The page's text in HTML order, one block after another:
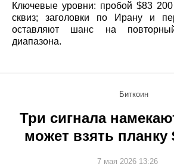
Ключевые уровни: пробой $83
сквиз; заголовки по Ирану и
оставляют шанс на
диапазона.
Биткоин
Три сигнала
может взять планку
7 мая 2026 13:26